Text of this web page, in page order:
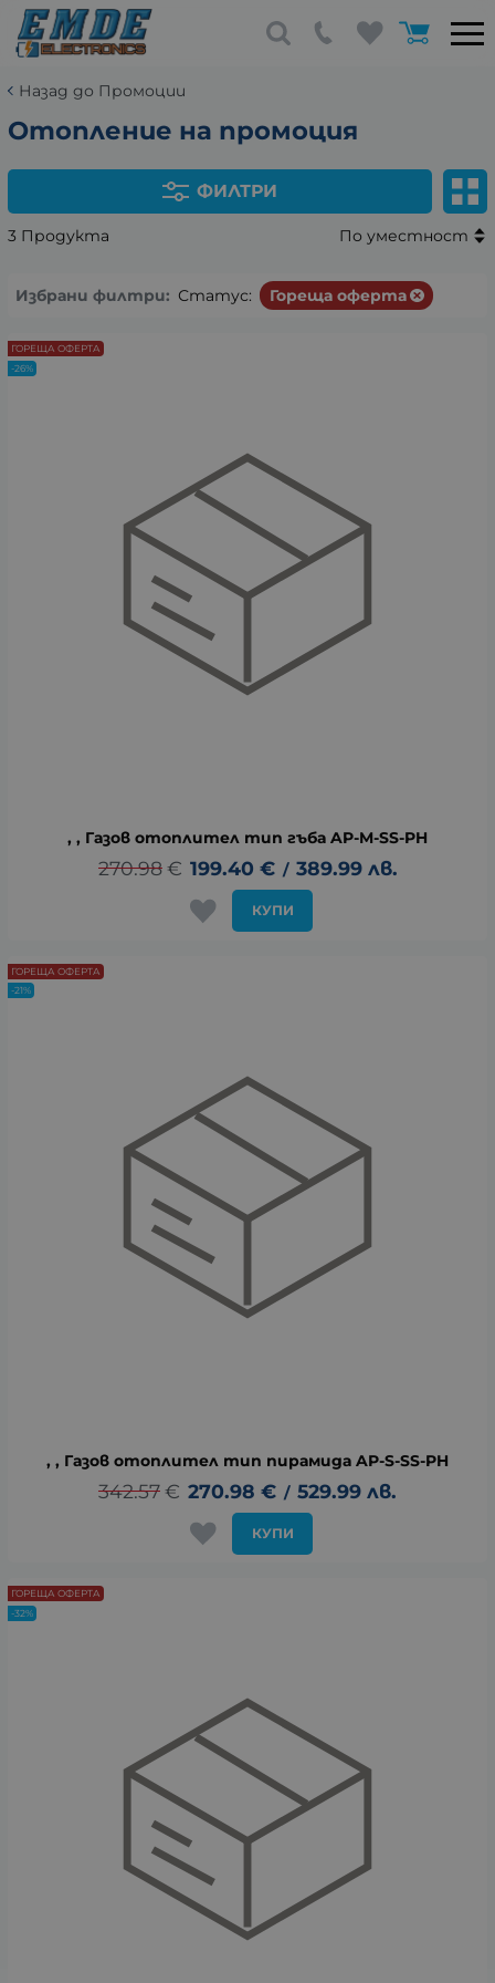
Назад до Промоции
Отопление на промоция
ФИЛТРИ
3 Продукта По уместност
Избрани филтри: Статус: Гореща оферта
, , Газов отоплител тип гъба AP-M-SS-PH
270.98 € 199.40 € / 389.99 лв.
КУПИ
ГОРЕЩА ОФЕРТА
-26%
, , Газов отоплител тип пирамида AP-S-SS-PH
342.57€ 270.98 € / 529.99 лв.
КУПИ
ГОРЕЩА ОФЕРТА
-21%
ГОРЕЩА ОФЕРТА
-32%